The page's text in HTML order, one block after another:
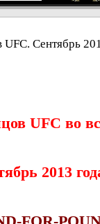
Сентябрь
UFC во
2013